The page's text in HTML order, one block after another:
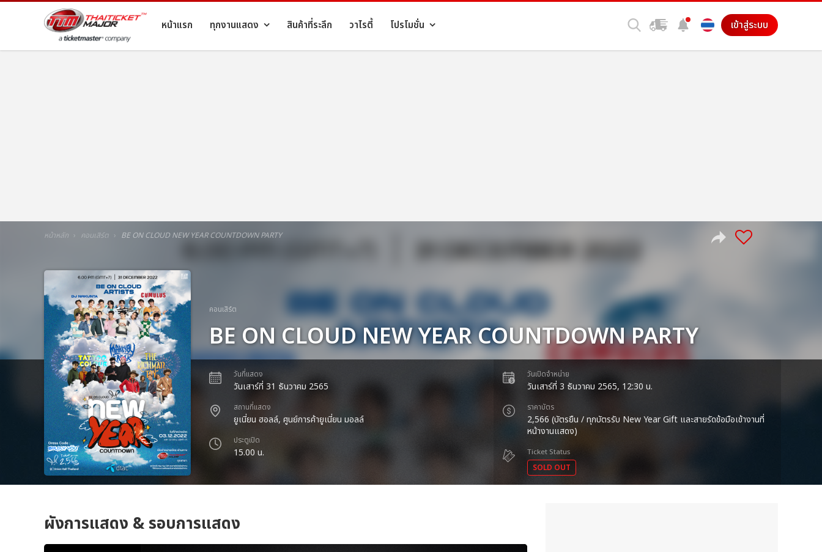
หน้าแรก ทุกงานแสดง สินค้าที่ระลึก วาไรตี้ โปรโมชั่น เข้าสู่ระบบ
หน้าหลัก คอนเสิร์ต BE ON CLOUD NEW YEAR COUNTDOWN PARTY
คอนเสิร์ต
BE ON CLOUD NEW YEAR COUNTDOWN PARTY
วันที่แสดง
วันเสาร์ที่ 31 ธันวาคม 2565
สถานที่แสดง
ยูเนี่ยน ฮอลล์, ศูนย์การค้ายูเนี่ยน มอลล์
ประตูเปิด
15.00 น.
วันเปิดจำหน่าย
วันเสาร์ที่ 3 ธันวาคม 2565, 12:30 น.
ราคาบัตร
2,566 (บัตรยืน / ทุกบัตรรับ New Year Gift และสายรัดข้อมือเข้างานที่
หน้างานแสดง)
Ticket Status
SOLD OUT
ผังการแสดง & รอบการแสดง